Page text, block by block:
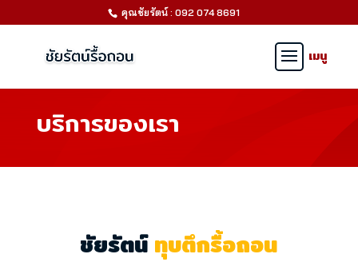
คุณชัยรัตน์ : 092 074 8691
บริการของเรา
ชัยรัตน์ทุบตึกรื้อถอน